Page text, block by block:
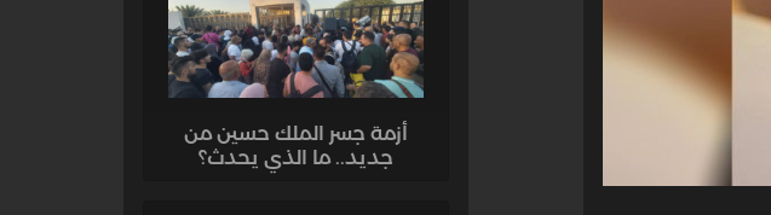
أزمة جسر الملك حسين من
جديد.. ما الذي يحدث؟